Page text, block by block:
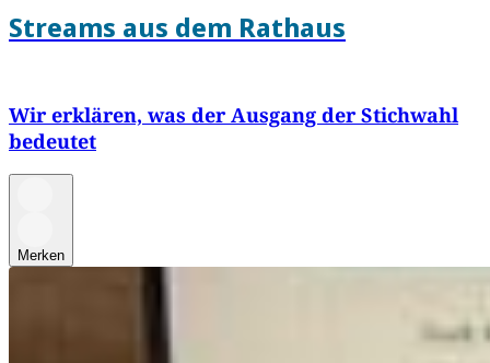
Streams aus dem Rathaus
Wir erklären, was der Ausgang der Stichwahl
bedeutet
Merken